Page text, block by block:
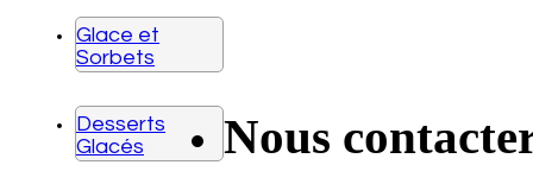
Glace et
Sorbets
Desserts
Glacés Nous